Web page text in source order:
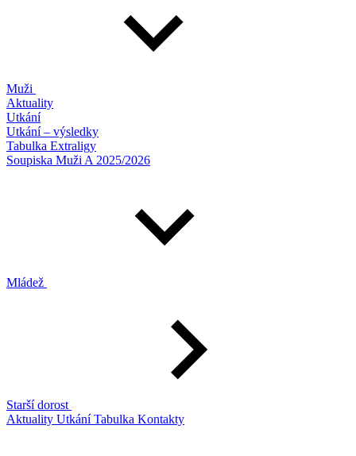
Muži
Aktuality
Utkání
Utkání – výsledky
Tabulka Extraligy
Soupiska Muži A 2025/2026
Mládež
Starší dorost
Aktuality UtkáníTabulka Kontakty